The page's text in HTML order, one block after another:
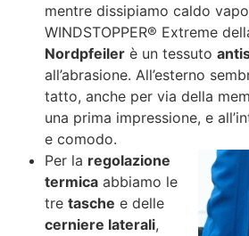
mentre dissipiamo caldo
WINDSTOPPER® Extreme
Nordpfeiler è un tessuto
all’abrasione. All’esterno
tatto, anche per via della
una prima impressione, e
e comodo.
Per la regolazione
termica abbiamo le
tre tasche e delle
cerniere laterali,